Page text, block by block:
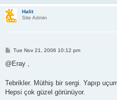
Halit
Site Admin
P
s
Tue Nov 21, 2006 10:12 pm
@Eray ,
Tebrikler. Müthiş bir sergi. Yapıp
Hepsi çok güzel görünüyor.